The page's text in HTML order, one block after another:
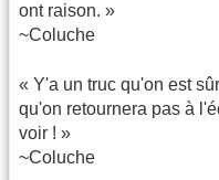
ont raison. »
~Coluche
« Y'a un truc qu'on est
qu'on retournera pas à
voir ! »
~Coluche